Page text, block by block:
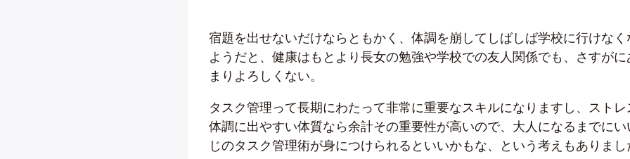
宿題を出せないだけならともかく、体調を崩してしばしば学校に行けなく
ようだと、健康はもとより長女の勉強や学校での友人関係でも、さすがに
まりよろしくない。
タスク管理って長期にわたって非常に重要なスキルになりますし、ストレ
体調に出やすい体質なら余計その重要性が高いので、大人になるまでにい
じのタスク管理術が身につけられるといいかもな、という考えもありまし